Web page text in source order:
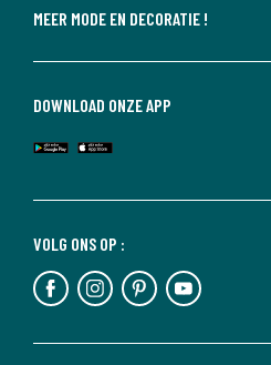
MEER MODE EN DECORATIE !
VOLG ONS OP :
DOWNLOAD ONZE APP